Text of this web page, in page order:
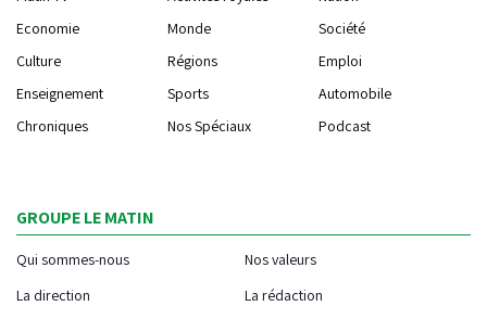
Economie
Monde
Société
Culture
Régions
Emploi
Enseignement
Sports
Automobile
Chroniques
Nos Spéciaux Podcast
GROUPE LE MATIN
Qui sommes-nous
Nos valeurs
La direction
La rédaction